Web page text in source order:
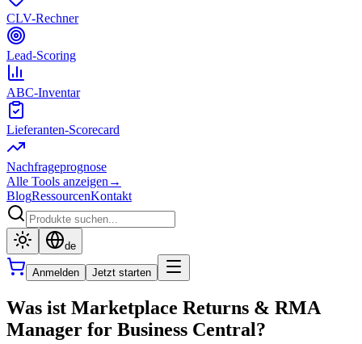
CLV-Rechner
Lead-Scoring
ABC-Inventar
Lieferanten-Scorecard
Nachfrageprognose
Alle Tools anzeigen →
BlogRessourcenKontakt
de
Anmelden Jetzt starten
Was ist Marketplace Returns & RMA
Manager for Business Central?